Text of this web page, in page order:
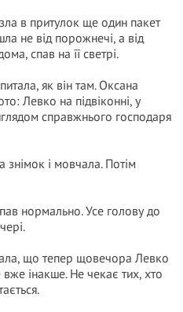
в притулок ще один пакет
не від порожнечі, а від
спав на її светрі.
як він там. Оксана
Левко на підвіконні, у
справжнього господаря
знімок і мовчала. Потім
нормально. Усе голову до
що тепер щовечора Левко
інакше. Не чекає тих, хто